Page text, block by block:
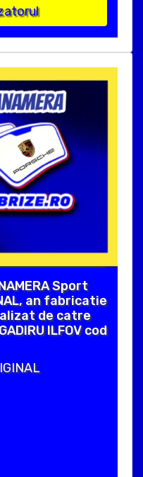
Sport
an fabricatie
de catre
ILFOV cod